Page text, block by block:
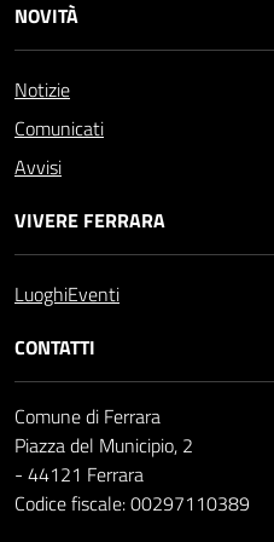
NOVITÀ
Notizie
Comunicati
Avvisi
VIVERE FERRARA
LuoghiEventi
CONTATTI
Comune di Ferrara
Piazza del Municipio, 2
- 44121 Ferrara
Codice fiscale: 00297110389